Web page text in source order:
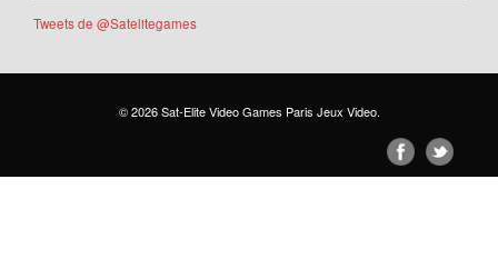
Tweets de @Satelitegames
© 2026Sat-Elite Video Games Paris Jeux Video.